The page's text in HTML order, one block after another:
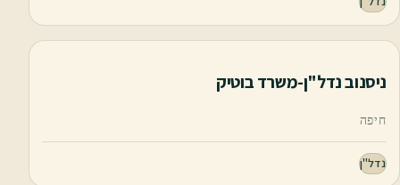
ניסנוב נדל"ן-משרד בוטיק
חיפה
נדל"ן